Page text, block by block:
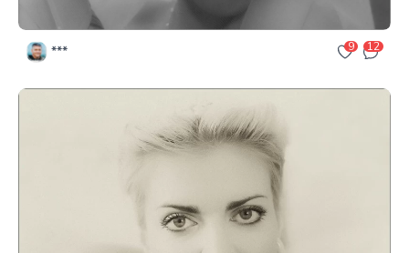
*** 9 12